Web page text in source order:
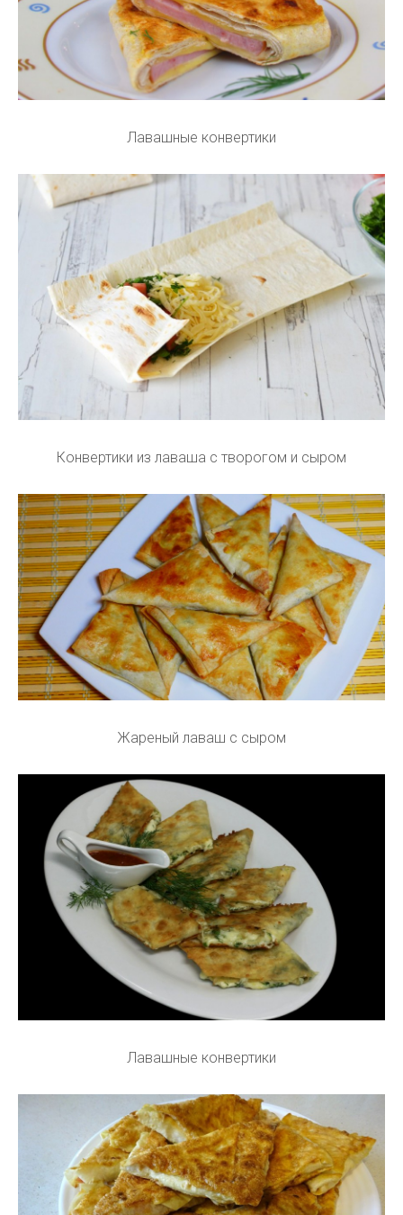
Лавашные конвертики
Конвертики из лаваша с творогом и сыром
Жареный лаваш с сыром
Лавашные конвертики